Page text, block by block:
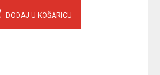
DODAJ U KOŠARICU